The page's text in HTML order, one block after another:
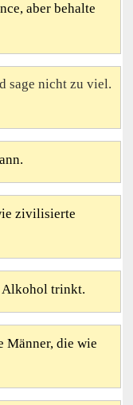
aber behalte
sage nicht zu viel.
zivilisierte
Alkohol trinkt.
Männer, die wie